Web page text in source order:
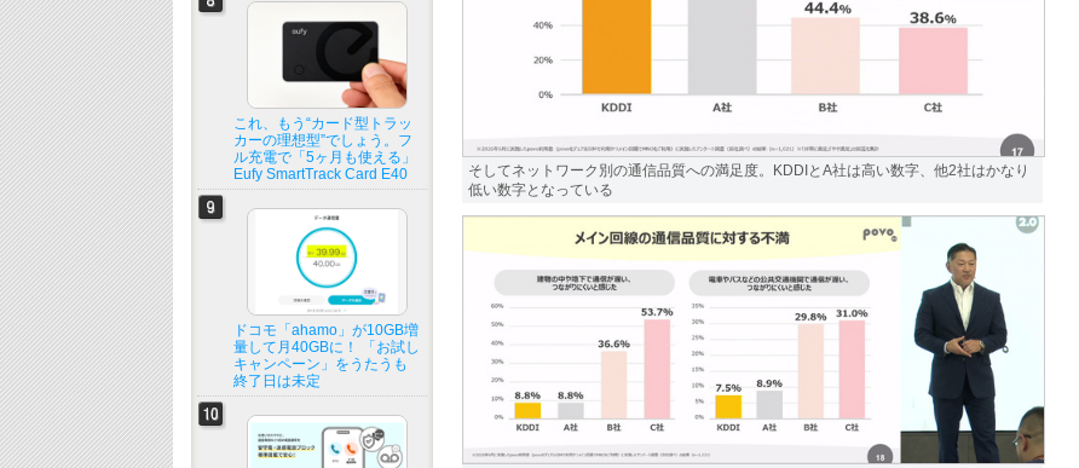
そしてネットワーク別の通信品質への満足度。KDDIとA社は高い数字、他2社はかなり
低い数字となっている
これ、もう“カード型トラッ
カーの理想型”でしょう。フ
ル充電で「5ヶ月も使える」
Eufy SmartTrack Card E40
ドコモ「ahamo」が10GB増
量して月40GBに！ 「お試し
キャンペーン」をうたうも
終了日は未定